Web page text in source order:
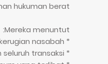
hukuman berat.
Mereka menuntut:
* Pengembalian seluruh kerugian nasabah
* Transparansi penuh seluruh transaksi